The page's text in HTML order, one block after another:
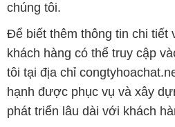
chúng tôi.
Để biết thêm thông tin chi tiết
khách hàng có thể truy cập
tôi tại địa chỉ
hạnh được phục vụ và xây
phát triển lâu dài với khách